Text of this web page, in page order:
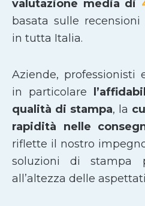
valutazione media di
basata sulle
in tutta Italia.
Aziende, professionisti
in particolare
qualità di stampa, la
rapidità nelle
riflette il nostro
soluzioni di stampa
all’altezza delle